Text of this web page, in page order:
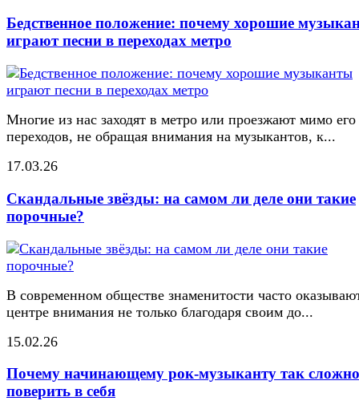
Бедственное положение: почему хорошие
играют песни в переходах метро
Многие из нас заходят в метро или проезжают мимо его
переходов, не обращая внимания на музыкантов, к...
17.03.26
Скандальные звёзды: на самом ли деле они такие
порочные?
В современном обществе знаменитости часто
центре внимания не только благодаря своим до...
15.02.26
Почему начинающему рок-музыканту так сложно
поверить в себя